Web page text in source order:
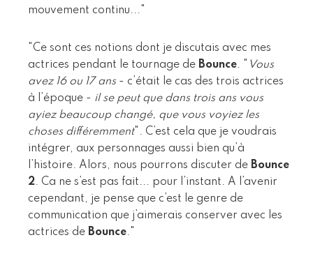
mouvement continu..."
"Ce sont ces notions dont je discutais avec mes
actrices pendant le tournage de Bounce. "
Vous
avez 16 ou 17 ans - c’était le cas des trois actrices
à l’époque - il se peut que dans trois ans vous
ayiez beaucoup changé, que vous voyiez les
choses différemment". C’est cela que je voudrais
intégrer, aux personnages aussi bien qu’à
l’histoire. Alors, nous pourrons discuter de Bounce
2. Ca ne s’est pas fait... pour l’instant. A l’avenir
cependant, je pense que c’est le genre de
communication que j’aimerais conserver avec les
actrices de Bounce."